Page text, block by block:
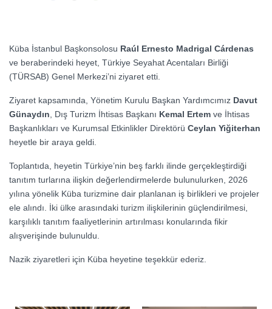
Küba İstanbul Başkonsolosu Raúl Ernesto Madrigal Cárdenas
ve beraberindeki heyet, Türkiye Seyahat Acentaları Birliği
(TÜRSAB) Genel Merkezi’ni ziyaret etti.
Ziyaret kapsamında, Yönetim Kurulu Başkan Yardımcımız Davut
Günaydın , Dış Turizm İhtisas Başkanı Kemal Ertem ve İhtisas
Başkanlıkları ve Kurumsal Etkinlikler Direktörü Ceylan Yiğiterhan
heyetle bir araya geldi.
Toplantıda, heyetin Türkiye’nin beş farklı ilinde gerçekleştirdiği
tanıtım turlarına ilişkin değerlendirmelerde bulunulurken, 2026
yılına yönelik Küba turizmine dair planlanan iş birlikleri ve projeler
ele alındı. İki ülke arasındaki turizm ilişkilerinin güçlendirilmesi,
karşılıklı tanıtım faaliyetlerinin artırılması konularında fikir
alışverişinde bulunuldu.
Nazik ziyaretleri için Küba heyetine teşekkür ederiz.